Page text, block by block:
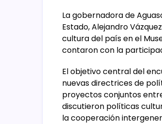
La gobernadora de
Estado, Alejandro
cultura del país en el
contaron con la
El objetivo central del
nuevas directrices de
proyectos conjuntos
discutieron políticas
la cooperación